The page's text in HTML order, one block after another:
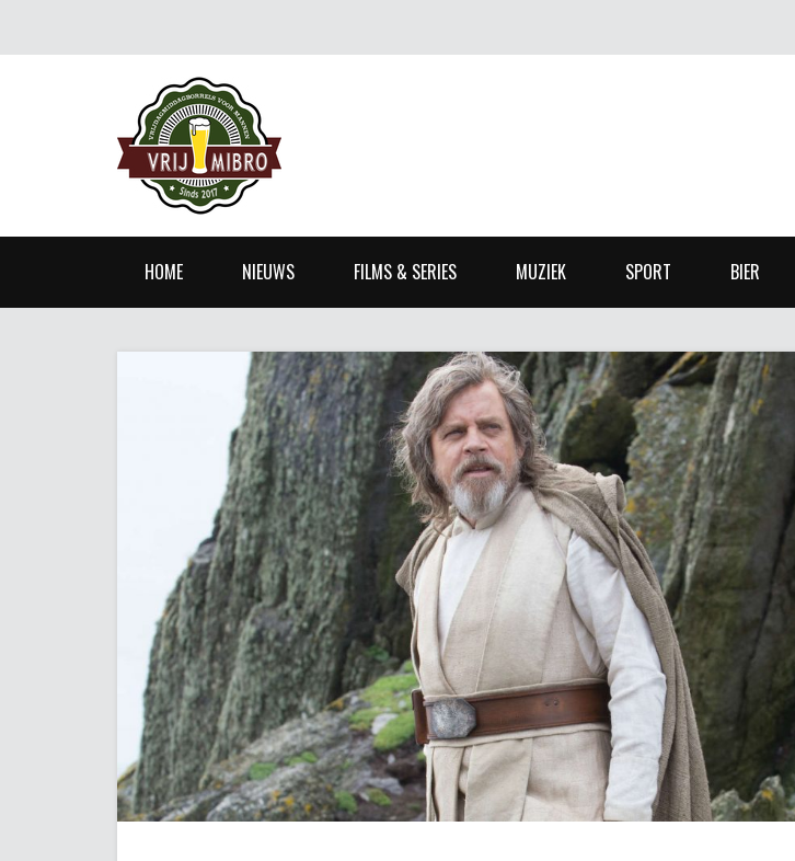
HOME NIEUWS FILMS & SERIES MUZIEK SPORT BIER